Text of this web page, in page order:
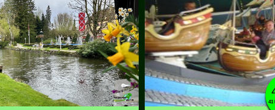
41